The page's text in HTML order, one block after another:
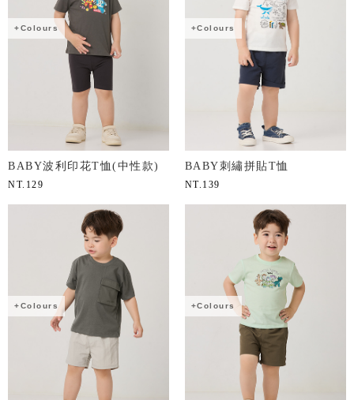
+Colours
BABY波利印花T恤(中性款)
NT. 129
+Colours
BABY刺繡拼貼T恤
NT. 139
+Colours +Colours